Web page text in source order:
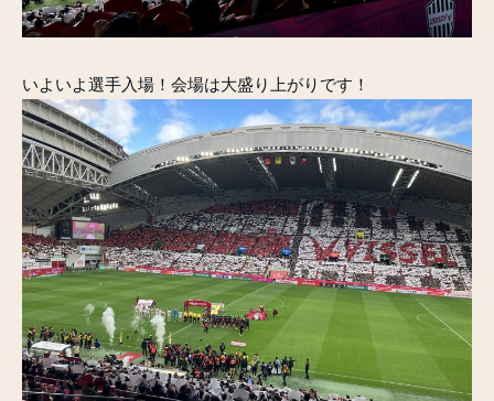
いよいよ選手入場！会場は大盛り上がりです！